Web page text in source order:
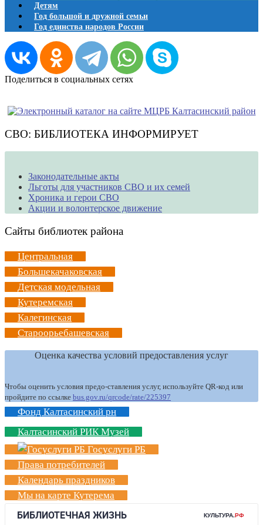
Детям
Год большой и дружной семьи
Год единства народов России
Поделиться в социальных сетях
СВО: БИБЛИОТЕКА ИНФОРМИРУЕТ
Законодательные акты
Льготы для участников СВО и их семей
Хроника и герои СВО
Акции и волонтерское движение
Сайты библиотек района
Центральная
Большекачаковская
Детская модельная
Кутеремская
Калегинская
Староорьебашевская
Оценка качества условий предоставления услуг
Чтобы оценить условия предо-ставления услуг, используйте QR-код или
пройдите по ссылке bus.gov.ru/qrcode/rate/225397
Фонд Калтасинский рн
Калтасинский РИК Музей
Госуслуги РБ
Права потребителей
Календарь праздников
Мы на карте Кутерема